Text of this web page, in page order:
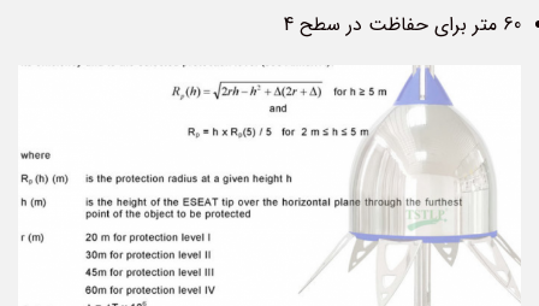
60 متر برای حفاظت در سطح 4